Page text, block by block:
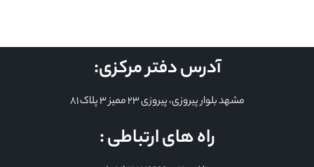
آدرس دفتر مرکزی:
مشهد بلوار پیروزی، پیروزی 23 ممیز 3 پلاک 81
راه های ارتباطی :